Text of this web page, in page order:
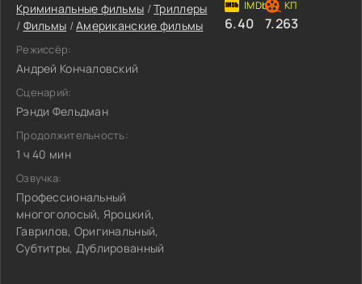
Криминальные фильмы /Триллеры
/ Фильмы /Американские фильмы
Режиссёр:
Андрей Кончаловский
Сценарий:
Рэнди Фельдман
Продолжительность:
1 ч 40 мин
Озвучка:
Профессиональный
многоголосый, Яроцкий,
Гаврилов, Оригинальный,
Субтитры, Дублированный
6.40 7.263